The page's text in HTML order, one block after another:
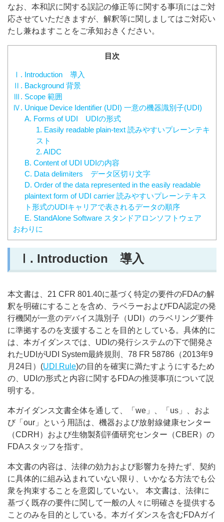
なお、本和訳に関する誤記の修正等に関する事項にはご対
応させていただきますが、解釈等に関しましてはご対応い
たし兼ねますことをご承知おきください。
目次
Ⅰ. Introduction 導入
Ⅱ. Background 背景
Ⅲ. Scope 範囲
Ⅳ. Unique Device Identifier (UDI) 一意の機器識別子(UDI)
A. Forms of UDI UDIの形式
1. Easily readable plain-text 読みやすいプレーンテキ
スト
2. AIDC
B. Content of UDI UDIの内容
C. Data delimiters データ区切り文字
D. Order of the data represented in the easily readable
plain­text form of UDI carrier 読みやすいプレーンテキス
ト形式のUDIキャリアで表されるデータの順序
E. Stand­Alone Software スタンドアロンソフトウェア
おわりに
Ⅰ. Introduction 導入
本文書は、21 CFR 801.40に基づく特定の要件のFDAの解
釈を明確にすることを含め、ラベラーおよびFDA認定の発
行機関が一意のデバイス識別子（UDI）のラベリング要件
に準拠するのを支援することを目的としている。具体的に
は、本ガイダンスでは、UDIの発行システムの下で開発さ
れたUDIがUDI System最終規則、78 FR 58786（2013年9
月24日）(UDI Rule)の目的を確実に満たすようにするため
の、UDIの形式と内容に関するFDAの推奨事項について説
明する。
本ガイダンス文書全体を通して、「we」、「us」、およ
び「our」という用語は、機器および放射線健康センター
（CDRH）および生物製剤評価研究センター（CBER）の
FDAスタッフを指す。
本文書の内容は、法律の効力および影響力を持たず、契約
に具体的に組み込まれていない限り、いかなる方法でも公
衆を拘束することを意図していない。 本文書は、法律に
基づく既存の要件に関して一般の人々に明確さを提供する
ことのみを目的としている。本ガイダンスを含むFDAガイ